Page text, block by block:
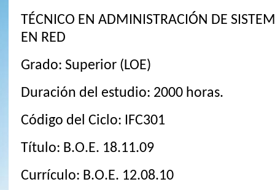
TÉCNICO EN ADMINISTRACIÓN DE
EN RED
Grado: Superior (LOE)
Duración del estudio: 2000 horas.
Código del Ciclo: IFC301
Título: B.O.E. 18.11.09
Currículo: B.O.E. 12.08.10